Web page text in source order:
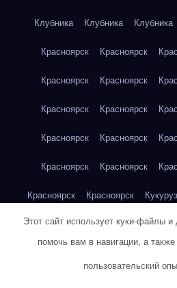
Клубника Клубника Клубника
Красноярск Красноярск
Красноярск Красноярск
Красноярск Красноярск
Красноярск Красноярск
Красноярск Красноярск
Красноярск Красноярск
Кукуруза Кукуруза Кукуруза
Этот сайт использует куки-файлы и
помочь вам в навигации, а
пользовательский